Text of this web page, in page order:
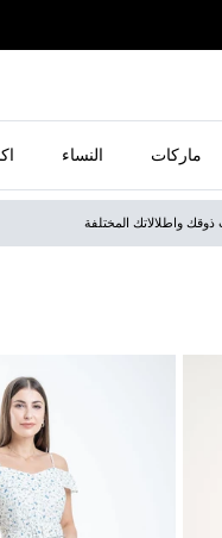
ماركات النساء
ذوقك واطلالاتك المختلفة